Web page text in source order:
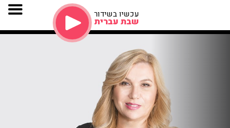
עכשיו בשידור
שבת עברית